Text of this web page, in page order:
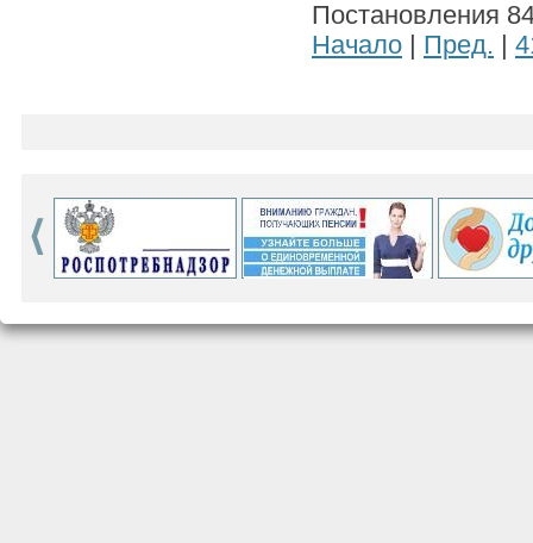
Постановления
Начало
Пред.